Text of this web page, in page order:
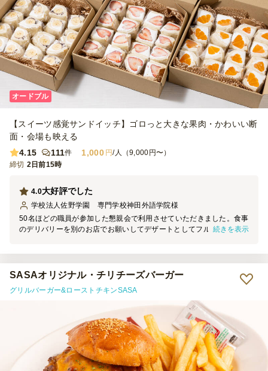
オードブル
【スイーツ感覚サンドイッチ】ゴロっと大きな果肉・かわいい断
面・会場も映える
4.15
111件 1,000 円/人（9,000円〜）
締切 2日前15時
大好評でした
4.0
学校法人佐野学園 専門学校神田外語学院様
50名ほどの職員が参加した懇親会で利用させていただきました。食事
のデリバリーを別のお店でお願いしてデザートとしてフルーツサンド
です。
続きを表示
SASAオリジナル・チリチーズバーガー
グリルバーガー&ローストチキンSASA